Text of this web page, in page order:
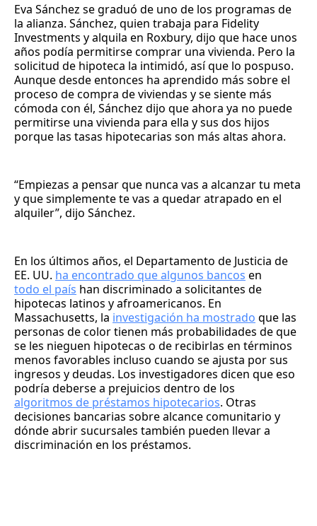
Eva Sánchez se graduó de uno de los programas de
la alianza. Sánchez, quien trabaja para Fidelity
Investments y alquila en Roxbury, dijo que hace unos
años podía permitirse comprar una vivienda. Pero la
solicitud de hipoteca la intimidó, así que lo pospuso.
Aunque desde entonces ha aprendido más sobre el
proceso de compra de viviendas y se siente más
cómoda con él, Sánchez dijo que ahora ya no puede
permitirse una vivienda para ella y sus dos hijos
porque las tasas hipotecarias son más altas ahora.
“Empiezas a pensar que nunca vas a alcanzar tu meta
y que simplemente te vas a quedar atrapado en el
alquiler”, dijo Sánchez.
En los últimos años, el Departamento de Justicia de
EE. UU. ha encontrado que algunos bancos en
todo el país han discriminado a solicitantes de
hipotecas latinos y afroamericanos. En
Massachusetts, la investigación ha mostrado que las
personas de color tienen más probabilidades de que
se les nieguen hipotecas o de recibirlas en términos
menos favorables incluso cuando se ajusta por sus
ingresos y deudas. Los investigadores dicen que eso
podría deberse a prejuicios dentro de los
algoritmos de préstamos hipotecarios. Otras
decisiones bancarias sobre alcance comunitario y
dónde abrir sucursales también pueden llevar a
discriminación en los préstamos.